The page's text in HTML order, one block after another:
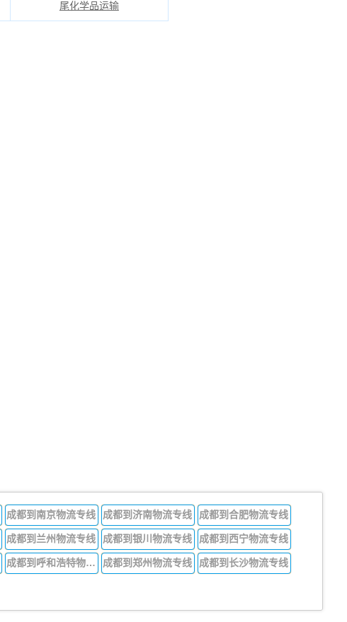
尾化学品运输
成都到南京物流专线 成都到济南物流专线 成都到合肥物流专线
成都到兰州物流专线 成都到银川物流专线 成都到西宁物流专线
成都到呼和浩特物流专线 成都到郑州物流专线 成都到长沙物流专线